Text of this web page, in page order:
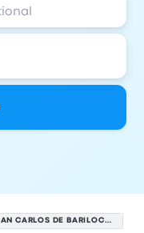
TERMINAL DE ÓMNIBUS SAN CARLOS DE BARILOCHE NACH SAN MARTÍN DE LOS ANDES